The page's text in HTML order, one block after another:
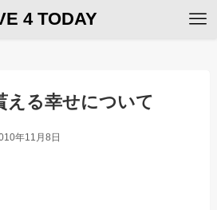
4 TODAY
える幸せについて
年11月8日